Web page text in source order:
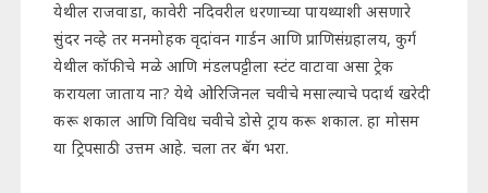
येथील राजवाडा, कावेरी नदिवरील धरणाच्या पायथ्याशी असणारे
सुंदर नव्हे तर मनमोहक वृदांवन गार्डन आणि प्राणिसंग्रहालय, कुर्ग
येथील कॉफीचे मळे आणि मंडलपट्टीला स्टंट वाटावा असा ट्रेक
करायला जाताय ना? येथे ओरिजिनल चवीचे मसाल्याचे पदार्थ खरेदी
करू शकाल आणि विविध चवीचे डोसे ट्राय करू शकाल. हा मोसम
या ट्रिपसाठी उत्तम आहे. चला तर बॅग भरा.